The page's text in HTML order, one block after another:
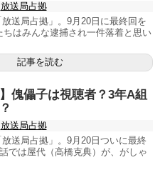
放送局占拠
送局占拠」。9月20日に最終回を
ちはみんな逮捕され一件落着と思い
記事を読む
傀儡子は視聴者？3年A組
放送局占拠
送局占拠」。9月20日ついに最終
では屋代（高橋克典）が、がしゃ